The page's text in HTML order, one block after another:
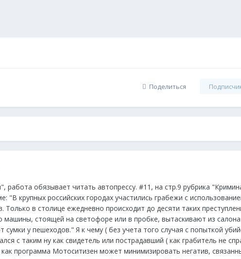
Поделиться
работа обязывает читать автопрессу. #11, на стр.9 рубрика
"В крупных российских городах участились грабежи с
в столице ежедневно происходит до десяти таких
машины, стоящей на светофоре или в пробке, вытаскивают из
у пешеходов." Я к чему ( без учета того случая с попыткой
с таким ну как свидетель или пострадавший ( как грабитель не
программа Мотоситизен может минимизировать негатив,